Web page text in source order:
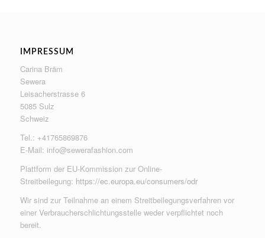
IMPRESSUM
Carina Bräm
Sewera
Leisacherstrasse 6
5085 Sulz
Schweiz
Tel.: +41765869876
E-Mail: info@sewerafashion.com
Plattform der EU-Kommission zur Online-
Streitbeilegung: https://ec.europa.eu/consumers/odr
Wir sind zur Teilnahme an einem Streitbeilegungsverfahren vor
einer Verbraucherschlichtungsstelle weder verpflichtet noch
bereit.